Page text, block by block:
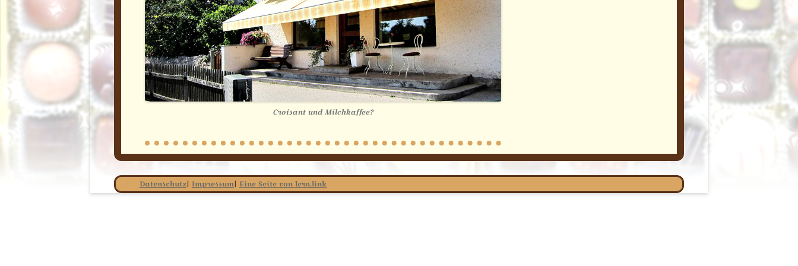
Croisant und Milchkaffee?
Datenschutz| Impressum| Eine Seite von lern.link